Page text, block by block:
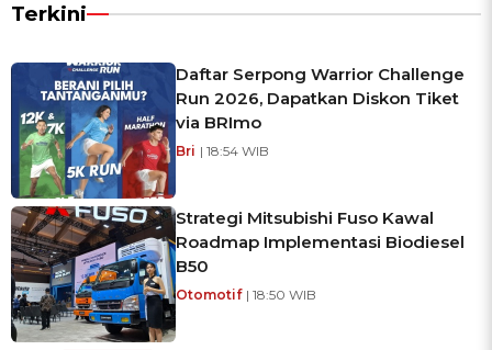
Terkini
Daftar Serpong Warrior Challenge
Run 2026, Dapatkan Diskon Tiket
via BRImo
Bri | 18:54 WIB
Strategi Mitsubishi Fuso Kawal
Roadmap Implementasi Biodiesel
B50
Otomotif | 18:50 WIB